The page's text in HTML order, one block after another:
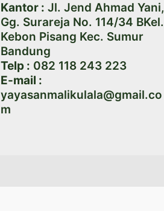
Kantor : Jl. Jend Ahmad Yani,
Gg. Surareja No. 114/34 BKel.
Kebon Pisang Kec. Sumur
Bandung
Telp : 082 118 243 223
E-mail :
yayasanmalikulala@gmail.co
m